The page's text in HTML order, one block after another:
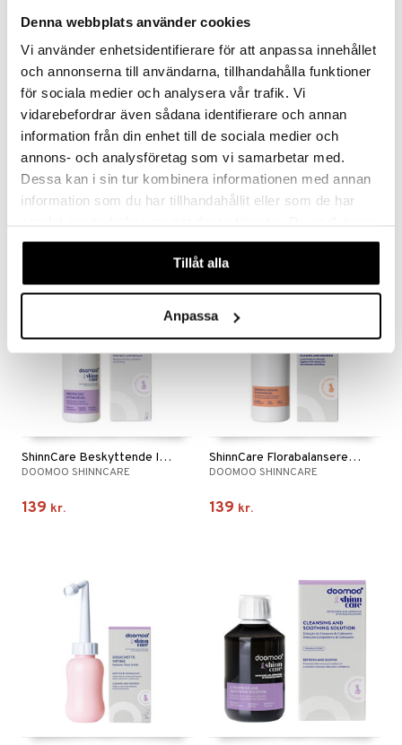
Denna webbplats använder cookies
Vi använder enhetsidentifierare för att anpassa innehållet
och annonserna till användarna, tillhandahålla funktioner
för sociala medier och analysera vår trafik. Vi
vidarebefordrar även sådana identifierare och annan
information från din enhet till de sociala medier och
annons- och analysföretag som vi samarbetar med.
Dessa kan i sin tur kombinera informationen med annan
information som du har tillhandahållit eller som de har
våra cookies vid fortsatt användande av vår webbplats.
Tillåt alla
Anpassa
Doomoo Necessaire med Graviditets- & Efterplejesæt
DOOMOO
799 kr.
DOOMOO
579 kr.
ShinnCare Beskyttende Intimolie 50 ml
DOOMOO SHINNCARE
139 kr.
ShinnCare Florabalanserende Intimvask 200 ml
DOOMOO SHINNCARE
139 kr.